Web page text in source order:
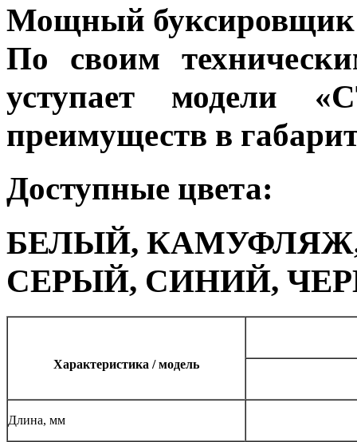
Мощный буксировщик
По своим
уступает модели
преимуществ в
Доступные цвета:
БЕЛЫЙ,
СЕРЫЙ, СИНИЙ,
Характеристика / модель
Длина, мм